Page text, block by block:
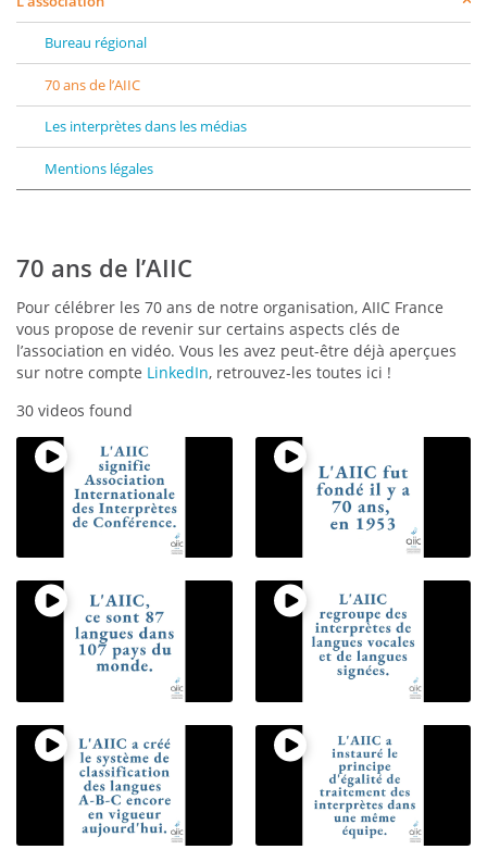
Bureau régional
70 ans de l’AIIC
Les interprètes dans les médias
Mentions légales
70 ans de l’AIIC
Pour célébrer les 70 ans de notre organisation, AIIC France
vous propose de revenir sur certains aspects clés de
l’association en vidéo. Vous les avez peut-être déjà aperçues
sur notre compte LinkedIn, retrouvez-les toutes ici !
30 videos found